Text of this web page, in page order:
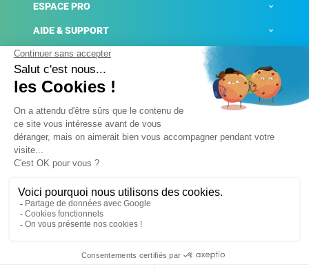
ESPACE PRO
AIDE & SUPPORT
ACTUALITÉS
Mentions légales
Conditions générales de ventes
Plateforme de signalement